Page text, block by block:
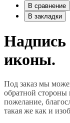
В сравнение
В закладки
Надпись
иконы.
Под заказ мы
обратной
пожелание,
такая же как и